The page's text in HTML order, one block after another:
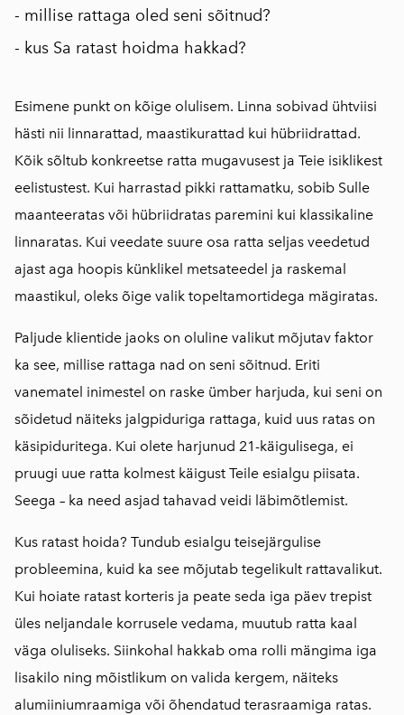
- millise rattaga oled seni sõitnud?
- kus Sa ratast hoidma hakkad?
Esimene punkt on kõige olulisem. Linna sobivad ühtviisi
hästi nii linnarattad, maastikurattad kui hübriidrattad.
Kõik sõltub konkreetse ratta mugavusest ja Teie isiklikest
eelistustest. Kui harrastad pikki rattamatku, sobib Sulle
maanteeratas või hübriidratas paremini kui klassikaline
linnaratas. Kui veedate suure osa ratta seljas veedetud
ajast aga hoopis künklikel metsateedel ja raskemal
maastikul, oleks õige valik topeltamortidega mägiratas.
Paljude klientide jaoks on oluline valikut mõjutav faktor
ka see, millise rattaga nad on seni sõitnud. Eriti
vanematel inimestel on raske ümber harjuda, kui seni on
sõidetud näiteks jalgpiduriga rattaga, kuid uus ratas on
käsipiduritega. Kui olete harjunud 21-käigulisega, ei
pruugi uue ratta kolmest käigust Teile esialgu piisata.
Seega – ka need asjad tahavad veidi läbimõtlemist.
Kus ratast hoida? Tundub esialgu teisejärgulise
probleemina, kuid ka see mõjutab tegelikult rattavalikut.
Kui hoiate ratast korteris ja peate seda iga päev trepist
üles neljandale korrusele vedama, muutub ratta kaal
väga oluliseks. Siinkohal hakkab oma rolli mängima iga
lisakilo ning mõistlikum on valida kergem, näiteks
alumiiniumraamiga või õhendatud terasraamiga ratas.